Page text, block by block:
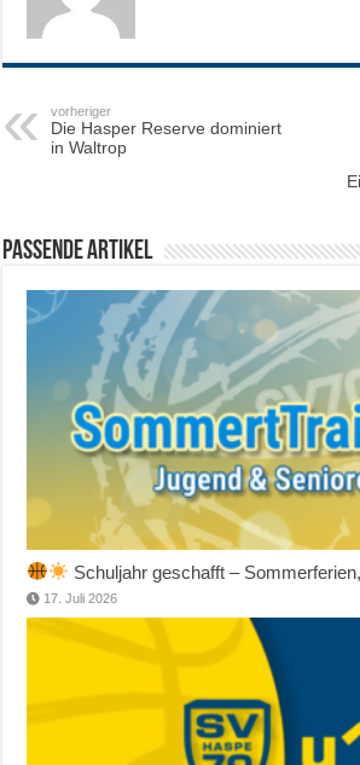
vorheriger
Die Hasper Reserve dominiert
in Waltrop
Passende Artikel
Schuljahr geschafft –
17. Juli 2026